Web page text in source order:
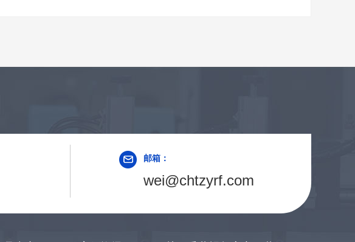
邮箱：
wei@chtzyrf.com